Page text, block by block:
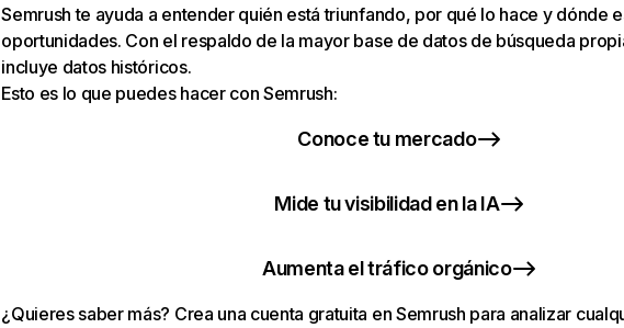
Semrush te ayuda a entender quién está triunfando, por qué lo hace y dónde
oportunidades. Con el respaldo de la mayor base de datos de búsqueda
incluye datos históricos.
Esto es lo que puedes hacer con Semrush:
Conoce tu mercado
Mide tu visibilidad en la IA
Aumenta el tráfico orgánico
¿Quieres saber más? Crea una cuenta gratuita en Semrush para analizar